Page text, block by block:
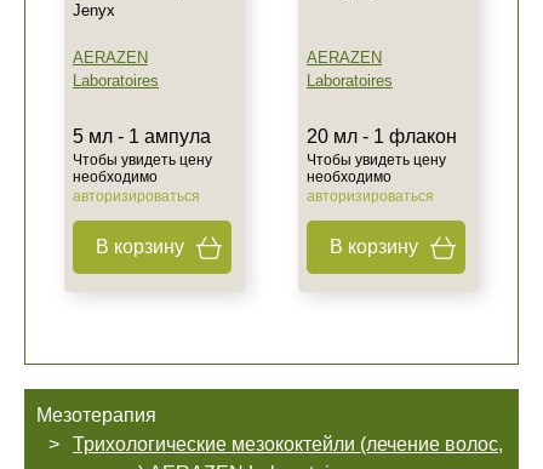
Jenyx
AERAZEN
Laboratoires
5 мл - 1 ампула
Чтобы увидеть цену
необходимо
авторизироваться
В корзину
AERAZEN
Laboratoires
20 мл - 1 флакон
Чтобы увидеть цену
необходимо
авторизироваться
В корзину
Мезотерапия
Трихологические мезококтейли (лечение волос,